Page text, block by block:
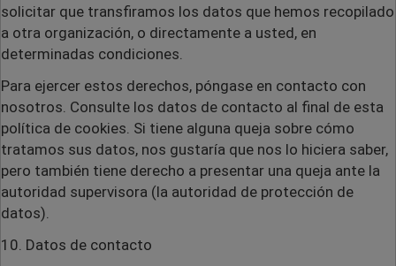
solicitar que transfiramos los datos que hemos recopilado
a otra organización, o directamente a usted, en
determinadas condiciones.
Para ejercer estos derechos, póngase en contacto con
nosotros. Consulte los datos de contacto al final de esta
política de cookies. Si tiene alguna queja sobre cómo
tratamos sus datos, nos gustaría que nos lo hiciera saber,
pero también tiene derecho a presentar una queja ante la
autoridad supervisora (la autoridad de protección de
datos).
10. Datos de contacto